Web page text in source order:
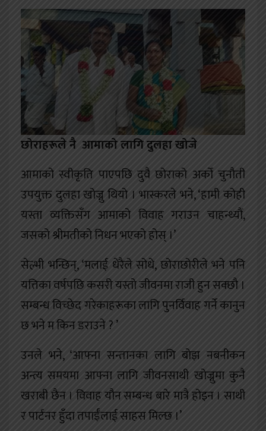
छोराहरूले नै आमाको लागि दुलहा खोजे
आमाको स्वीकृति पाएपछि दुवै छोराको अर्को चुनौती
उपयुक्त दुलहा खोज्नु थियो । भास्करले भने, ‘हामी कोही
यस्ता व्यक्तिसँग आमाको विवाह गराउन चाहन्थ्यौं,
जसको श्रीमतीको निधन भएको होस् ।’
सेल्भी भन्छिन्, ‘मलाई धेरैले सोधे, छोराछोरीले भने पनि
यत्तिका वर्षपछि कसरी यस्तो जीवनमा राजी हुन सक्छौ ।
सम्बन्ध विच्छेद गरेकाहरूका लागि पुनर्विवाह गर्ने कानुन
छ भने म किन डराउने ? ’
उनले भने, ‘आफ्ना सन्तानका लागि बोझ नबनीकन
अन्त्य समयमा आफ्ना लागि जीवनसाथी खोज्नुमा कुनै
खराबी छैन । विवाह यौन सम्बन्ध बारे मात्रै होइन । साथी
र पार्टनर हुँदा तपाईँलाई साहस मिल्छ ।’